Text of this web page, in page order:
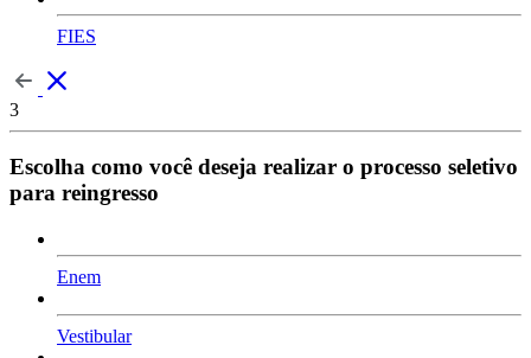
FIES
3
Escolha como você deseja realizar o processo seletivo
para reingresso
Enem
Vestibular